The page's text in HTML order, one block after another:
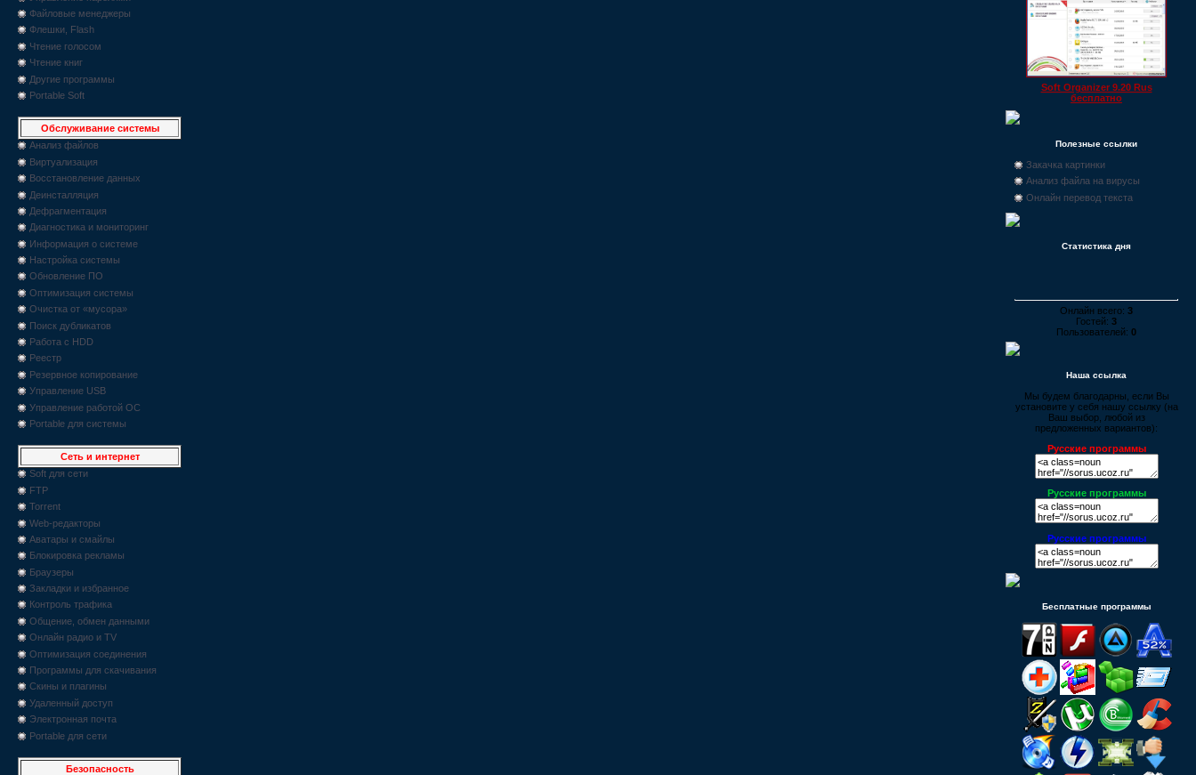
Файловые менеджеры
Флешки, Flash
Чтение голосом
Чтение книг
Другие программы
Portable Soft
Обслуживание системы
Анализ файлов
Виртуализация
Восстановление данных
Деинсталляция
Дефрагментация
Диагностика и мониторинг
Информация о системе
Настройка системы
Обновление ПО
Оптимизация системы
Очистка от «мусора»
Поиск дубликатов
Работа с HDD
Реестр
Резервное копирование
Управление USB
Управление работой ОС
Portable для системы
Сеть и интернет
Soft для сети
FTP
Torrent
Web-редакторы
Аватары и смайлы
Блокировка рекламы
Браузеры
Закладки и избранное
Контроль трафика
Общение, обмен данными
Онлайн радио и TV
Оптимизация соединения
Программы для скачивания
Скины и плагины
Удаленный доступ
Электронная почта
Portable для сети
Безопасность
Soft Organizer 9.20 Rus
бесплатно
Полезные ссылки
Закачка картинки
Анализ файла на вирусы
Онлайн перевод текста
Статистика дня
Онлайн всего: 3
Гостей: 3
Пользователей: 0
Наша ссылка
Мы будем благодарны, если Вы
установите у себя нашу ссылку (на
Ваш выбор, любой из
предложенных вариантов):
Русские программы
Русские программы
Русские программы
Бесплатные программы